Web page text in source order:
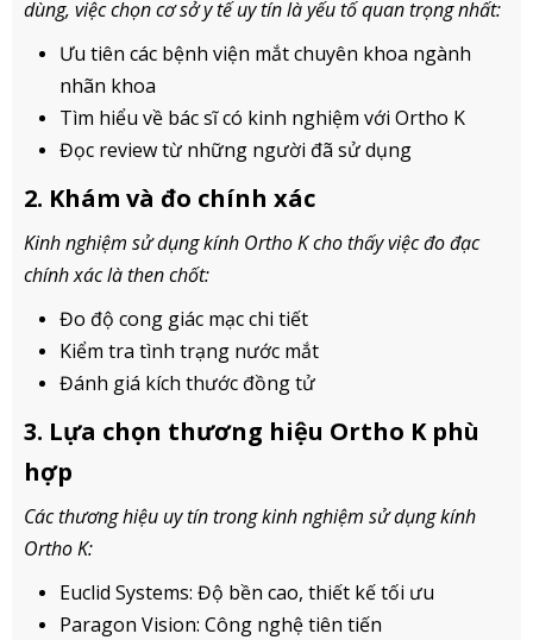
dùng, việc chọn cơ sở y tế uy tín là yếu tố quan trọng nhất:
Ưu tiên các bệnh viện mắt chuyên khoa ngành
nhãn khoa
Tìm hiểu về bác sĩ có kinh nghiệm với Ortho K
Đọc review từ những người đã sử dụng
2. Khám và đo chính xác
Kinh nghiệm sử dụng kính Ortho K cho thấy việc đo đạc
chính xác là then chốt:
Đo độ cong giác mạc chi tiết
Kiểm tra tình trạng nước mắt
Đánh giá kích thước đồng tử
3. Lựa chọn thương hiệu Ortho K phù
hợp
Các thương hiệu uy tín trong kinh nghiệm sử dụng kính
Ortho K:
Euclid Systems: Độ bền cao, thiết kế tối ưu
Paragon Vision: Công nghệ tiên tiến